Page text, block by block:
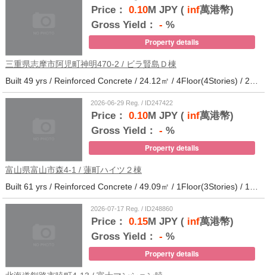
Price： 0.10M JPY (inf萬港幣)
Gross Yield： - %
Property details
三重県志摩市阿児町神明470-2 / ビラ賢島Ｄ棟
Built 49 yrs / Reinforced Concrete / 24.12㎡ / 4Floor(4Stories) / 25Units / Distance from the station.14
2026-06-29 Reg. / ID247422
Price： 0.10M JPY (inf萬港幣)
Gross Yield： - %
Property details
富山県富山市森4-1 / 蓮町ハイツ２棟
Built 61 yrs / Reinforced Concrete / 49.09㎡ / 1Floor(3Stories) / 12Units / Distance from the station.9
2026-07-17 Reg. / ID248860
Price： 0.15M JPY (inf萬港幣)
Gross Yield： - %
Property details